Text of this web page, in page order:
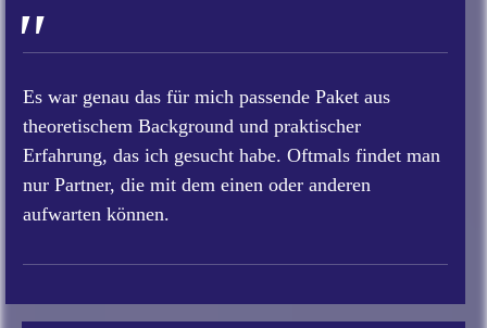
"
Es war genau das für mich passende Paket aus
theoretischem Background und praktischer
Erfahrung, das ich gesucht habe. Oftmals findet man
nur Partner, die mit dem einen oder anderen
aufwarten können.